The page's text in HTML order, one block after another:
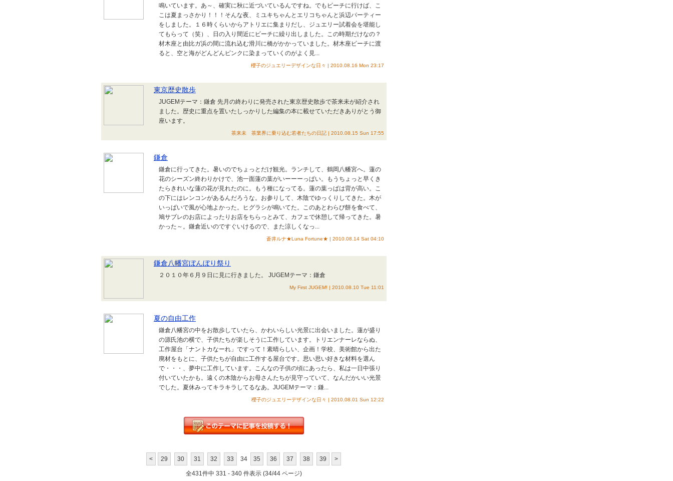
鳴いています。あ～、確実に秋に近づいているんですね。でもビーチに行けば、こ
こは夏まっさかり！！！そんな夜、ミユキちゃんとエリコちゃんと浜辺パーティー
をしました。１６時くらいからアトリエに集まりだし、ジュエリー試着会を堪能し
てもらって（笑）、日の入り間近にビーチに繰り出しました。この時期だけなの？
材木座と由比ガ浜の間に流れ込む滑川に橋がかかっていました。材木座ビーチに渡
ると、空と海がどんどんピンクに染まっていくのがよく見...
櫻子のジュエリーデザインな日々 | 2010.08.16 Mon 23:17
東京歴史散歩
JUGEMテーマ：鎌倉 先月の終わりに発売された東京歴史散歩で茶来未が紹介され
ました。歴史に重点を置いたしっかりした編集の本に載せていただきありがとう御
座います。
茶来未 茶業界に乗り込む若者たちの日記 | 2010.08.15 Sun 17:55
鎌倉
鎌倉に行ってきた。暑いのでちょっとだけ観光。ランチして、鶴岡八幡宮へ。蓮の
花のシーズン終わりかけで、池一面蓮の葉がいーーーっぱい。もうちょっと早くき
たらきれいな蓮の花が見れたのに。もう種になってる。蓮の葉っぱは背が高い。こ
の下にはレンコンがあるんだろうな。お参りして、木陰でゆっくりしてきた。木が
いっぱいで風が心地よかった。ヒグラシが鳴いてた。このあとわらび餅を食べて、
鳩サブレのお店によったりお店をちらっとみて、カフェで休憩して帰ってきた。暑
かった～。鎌倉近いのですぐいけるので、また涼しくなっ...
蒼井ルナ★Luna Fortune★ | 2010.08.14 Sat 04:10
鎌倉八幡宮ぼんぼり祭り
２０１０年６月９日に見に行きました。 JUGEMテーマ：鎌倉
My First JUGEM! | 2010.08.10 Tue 11:01
夏の自由工作
鎌倉八幡宮の中をお散歩していたら、かわいらしい光景に出会いました。蓮が盛り
の源氏池の横で、子供たちが楽しそうに工作しています。トリエンナーレならぬ、
工作屋台「ナントカなーれ」ですって！素晴らしい、企画！学校、美術館から出た
廃材をもとに、子供たちが自由に工作する屋台です。思い思い好きな材料を選ん
で・・・、夢中に工作しています。こんなの子供の頃にあったら、私は一日中張り
付いていたかも。遠くの木陰からお母さんたちが見守っていて、なんだかいい光景
でした。夏休みってキラキラしてるなあ。JUGEMテーマ：鎌...
櫻子のジュエリーデザインな日々 | 2010.08.01 Sun 12:22
< 29 30 31 32 33 34 35 36 37 38 39 >
全431件中 331 - 340 件表示 (34/44 ページ)